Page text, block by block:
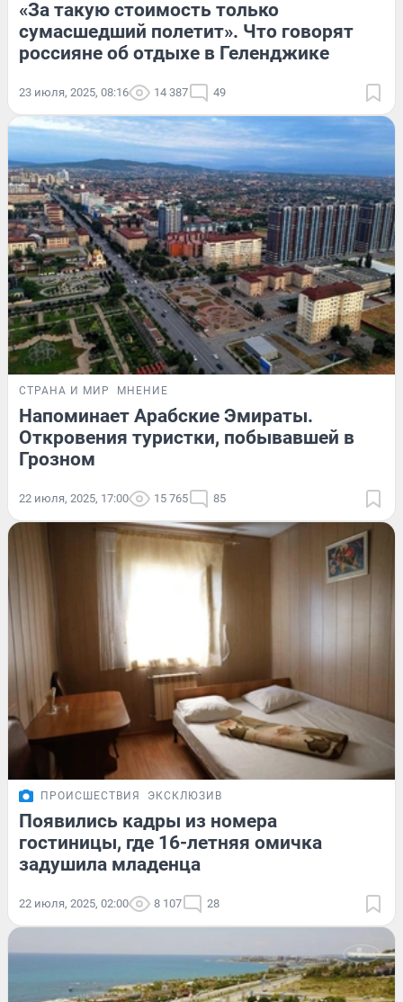
«За такую стоимость только
сумасшедший полетит». Что говорят
россияне об отдыхе в Геленджике
23 июля, 2025, 08:16 14 387 49
СТРАНА И МИР МНЕНИЕ
Напоминает Арабские Эмираты.
Откровения туристки, побывавшей в
Грозном
22 июля, 2025, 17:00 15 765 85
ПРОИСШЕСТВИЯ ЭКСКЛЮЗИВ
Появились кадры из номера
гостиницы, где 16-летняя омичка
задушила младенца
22 июля, 2025, 02:00 8 107 28